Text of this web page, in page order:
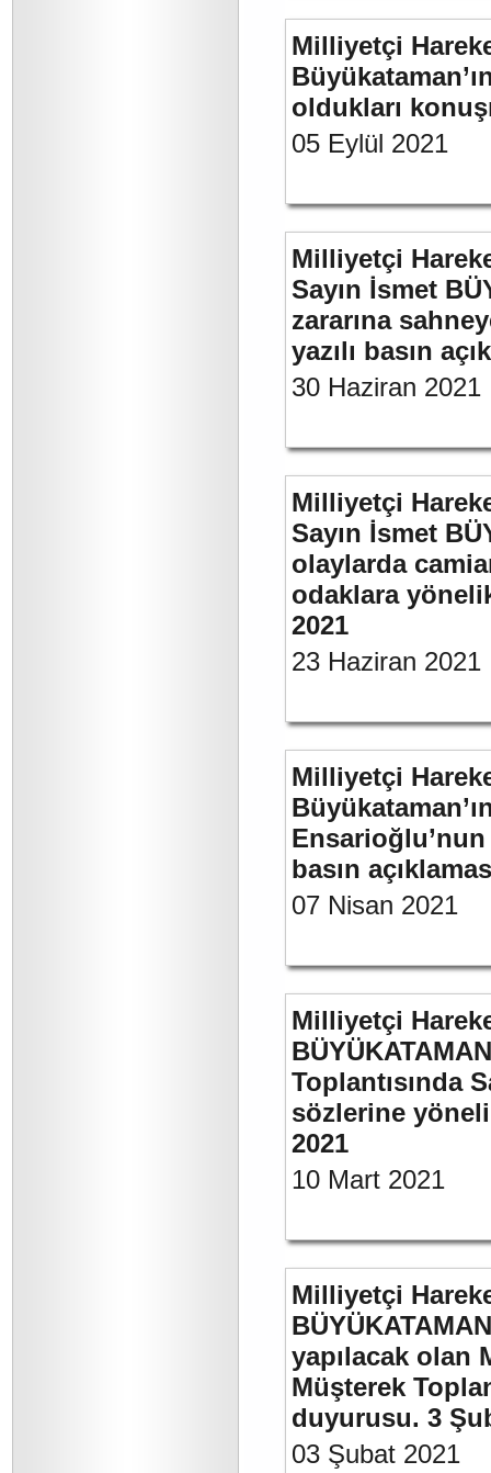
Milliyetçi
oldukları
05 Eylül 2021
Milliyetçi
Sayın İsmet
zararına
yazılı basın
30 Haziran 2021
Milliyetçi
Sayın İsmet
olaylarda
odaklara
2021
23 Haziran 2021
Milliyetçi
Ensarioğlu’nun
basın
07 Nisan 2021
Milliyetçi
Toplantısında
sözlerine
2021
10 Mart 2021
Milliyetçi
yapılacak olan
Müşterek
duyurusu. 3
03 Şubat 2021